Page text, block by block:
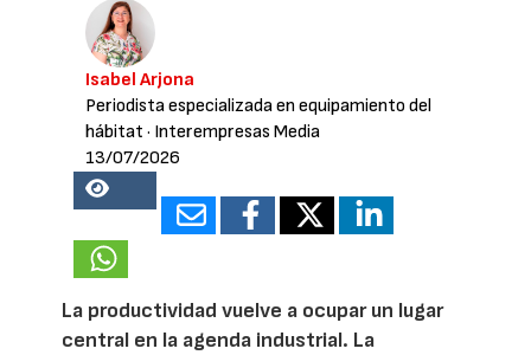
Isabel Arjona
Periodista especializada en equipamiento del
hábitat · Interempresas Media
13/07/2026
26682
La productividad vuelve a ocupar un lugar
central en la agenda industrial. La